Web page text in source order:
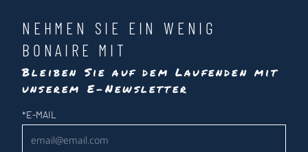
NEHMEN SIE EIN WENIG
BONAIRE MIT
Bleiben Sie auf dem Laufenden mit
unserem E-Newsletter
Newsletter
*E-MAIL